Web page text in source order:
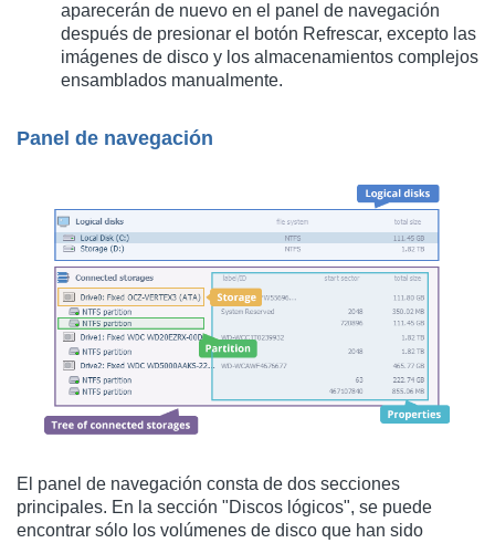
aparecerán de nuevo en el panel de navegación
después de presionar el botón Refrescar, excepto las
imágenes de disco y los almacenamientos complejos
ensamblados manualmente.
Panel de navegación
El panel de navegación consta de dos secciones
principales. En la sección "Discos lógicos", se puede
encontrar sólo los volúmenes de disco que han sido